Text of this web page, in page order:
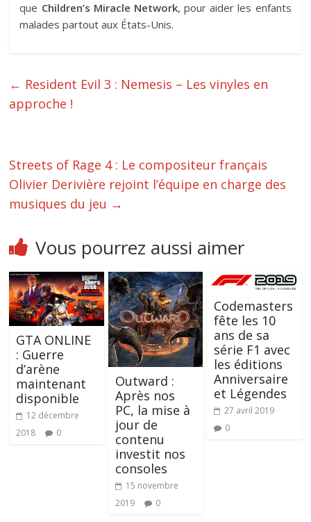
que Children’s Miracle Network, pour aider les enfants
malades partout aux États-Unis.
← Resident Evil 3 : Nemesis – Les vinyles en
approche !
Streets of Rage 4 : Le compositeur français
Olivier Derivière rejoint l’équipe en charge des
musiques du jeu →
Vous pourrez aussi aimer
GTA ONLINE
: Guerre
d’arène
maintenant
disponible
12 décembre
2018
0
Outward :
Après nos
PC, la mise à
jour de
contenu
investit nos
consoles
15 novembre
2019
0
Codemasters
fête les 10
ans de sa
série F1 avec
les éditions
Anniversaire
et Légendes
27 avril 2019
0